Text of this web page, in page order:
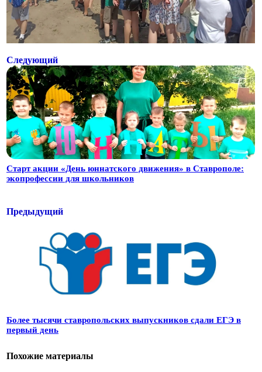
Следующий
Старт акции «День юннатского движения» в Ставрополе:
экопрофессии для школьников
Предыдущий
Более тысячи ставропольских выпускников сдали ЕГЭ в
первый день
Похожие материалы